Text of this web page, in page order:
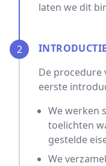
laten we dit
2
De procedure
eerste
We werken
toelichten
gestelde
We